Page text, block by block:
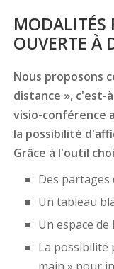
MODALITÉS
OUVERTE À
Nous proposons
distance », c'est-
visio-conférence
la possibilité
Grâce à l'outil
Des partages
Un tableau
Un espace de
La possibilité